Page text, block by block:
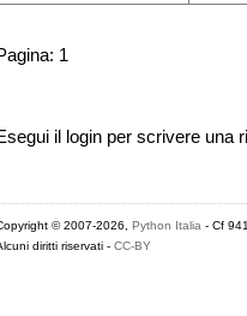
1
il login per scrivere una
© 2007-2026, Python Italia- Cf
diritti riservati - CC-BY